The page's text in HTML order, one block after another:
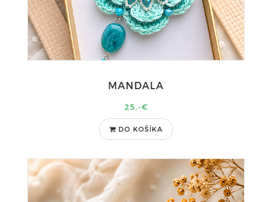
MANDALA
25,-€
DO KOŠÍKA